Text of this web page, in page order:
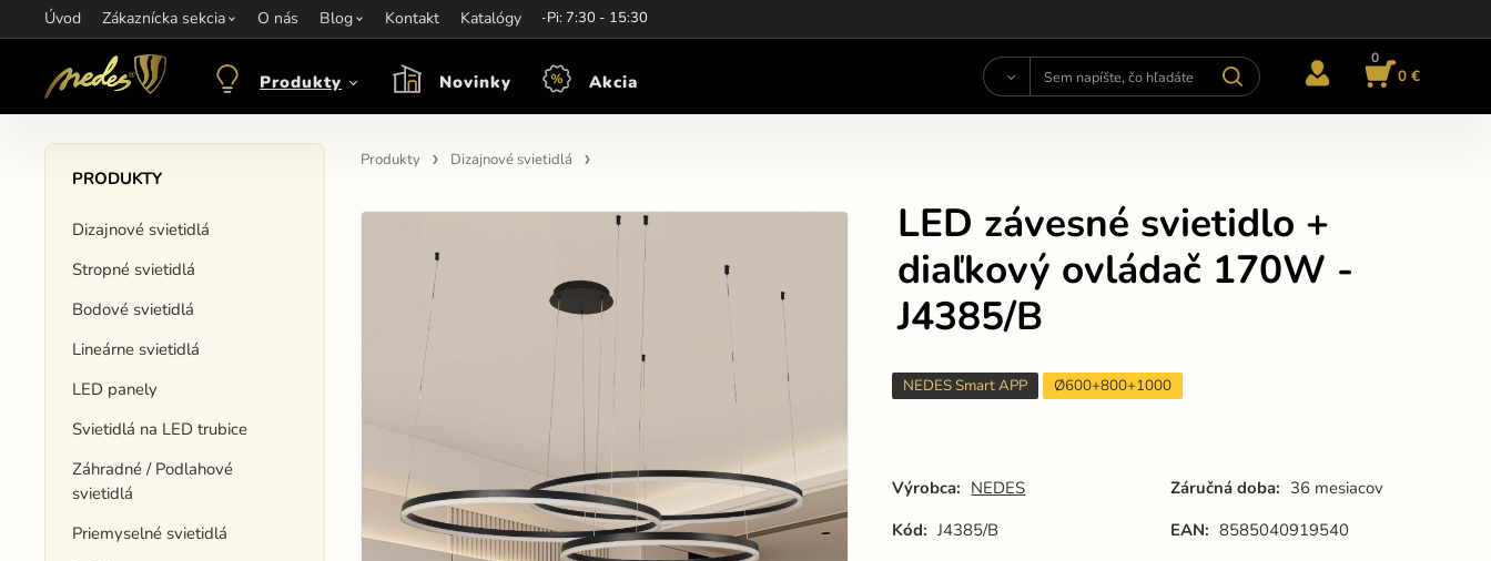
Úvod Zákaznícka sekcia O nás Blog Kontakt Katalógy
Informácie:info@nedes.sk Kontakt:+421 907 263 473Otváracie hodiny: Po-Pi: 7:30 - 15:30
Produkty Novinky Akcia
0
0 €
PRODUKTY
Dizajnové svietidlá
Stropné svietidlá
Bodové svietidlá
Lineárne svietidlá
LED panely
Svietidlá na LED trubice
Záhradné / Podlahové
svietidlá
Priemyselné svietidlá
Produkty Dizajnové svietidlá
LED závesné svietidlo +
diaľkový ovládač 170W -
J4385/B
NEDES Smart APP Ø600+800+1000
Výrobca: NEDES Záručná doba: 36 mesiacov
Kód: J4385/B EAN: 8585040919540